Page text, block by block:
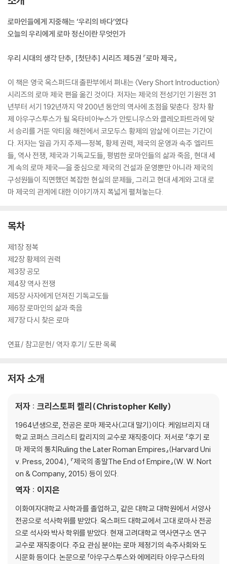
로마인들에게 지중해는 ‘우리의 바다’였다
오늘의 우리에게 로마 정신이란 무엇인가
우리 시대의 생각 단추, [첫단추] 시리즈 제5권 『로마 제국』
이 책은 영국 옥스퍼드대 출판부에서 펴내는 〈Very Short Introduction〉
시리즈의 로마 제국 편을 옮긴 것이다. 저자는 제국의 전성기인 기원전 31
년부터 서기 192년까지 약 200년 동안의 역사에 초점을 맞춘다. 장차 황
제 아우구스투스가 될 옥타비아누스가 안토니우스와 클레오파트라에 맞
서 승리를 거둔 악티움 해전에서 코모두스 황제의 암살에 이르는 기간이
다. 저자는 일곱 가지 주제―정복, 황제 권력, 제국의 운영과 속주 엘리트
들, 역사 전쟁, 제국과 기독교도들, 평범한 로마인들의 삶과 죽음, 현대 세
계 속의 로마 제국―을 중심으로 제국의 건설과 운영뿐만 아니라 제국의
구성원들이 직면했던 복잡한 현실의 문제들, 그리고 현대 세계와 고대 로
마 제국의 관계에 대한 이야기까지 폭넓게 펼쳐놓는다.
목차
제1장 정복
제2장 황제의 권력
제3장 공모
제4장 역사 전쟁
제5장 사자에게 던져진 기독교도들
제6장 로마인의 삶과 죽음
제7장 다시 찾은 로마
연표/ 참고문헌/ 역자 후기/ 도판 목록
저자 소개
저자 : 크리스토퍼 켈리(Christopher Kelly)
1964년생으로, 전공은 로마 제국사(고대 말기)이다. 케임브리지 대
학교 코퍼스 크리스티 칼리지의 교수로 재직중이다. 저서로 『후기 로
마 제국의 통치Ruling the Later Roman Empires』(Harvard Uni
v. Press, 2004), 『제국의 종말The End of Empire』(W. W. Nort
on & Company, 2015) 등이 있다.
역자 : 이지은
이화여자대학교 사학과를 졸업하고, 같은 대학교 대학원에서 서양사
전공으로 석사학위를 받았다. 옥스퍼드 대학교에서 고대 로마사 전공
으로 석사와 박사 학위를 받았다. 현재 고려대학교 역사연구소 연구
교수로 재직중이다. 주요 관심 분야는 로마 제정기의 속주사회와 도
시문화 등이다. 논문으로 「아우구스투스와 에메리타 아우구스타의